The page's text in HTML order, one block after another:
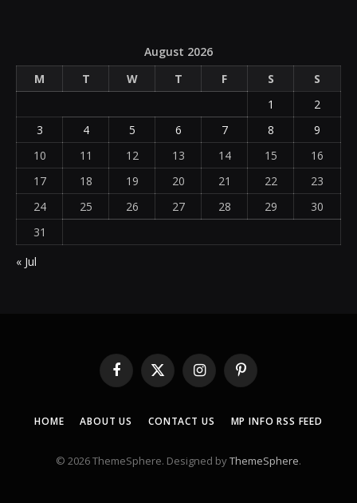
August 2026
M
T W T F S
S
1
2
3
4 5 6 7 8
9
10
11 12 13 14 15
16
17
18 19 20 21 22
23
24
25 26 27 28 29
30
31
« Jul
Facebook
X
(Twitter)
InstagramPinterest
HOME ABOUT US CONTACT US MP INFO RSS FEED
© 2026 ThemeSphere. Designed byThemeSphere.